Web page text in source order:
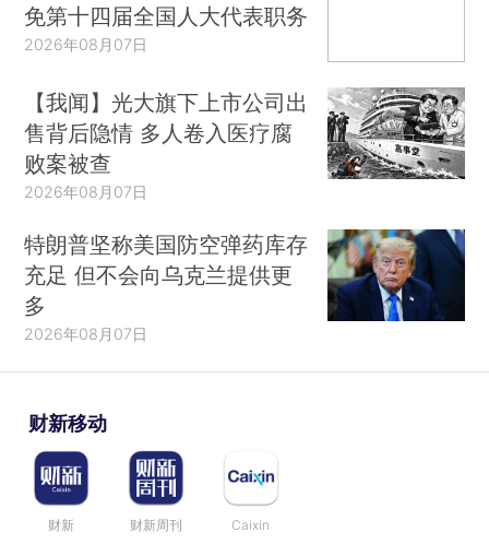
免第十四届全国人大代表职务
2026年08月07日
【我闻】光大旗下上市公司出
售背后隐情 多人卷入医疗腐
败案被查
2026年08月07日
特朗普坚称美国防空弹药库存
充足 但不会向乌克兰提供更
多
2026年08月07日
财新移动
财新 财新周刊 Caixin